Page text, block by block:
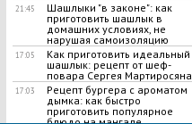
21:45
Шашлыки "в законе": как
приготовить шашлык в
домашних условиях, не
нарушая самоизоляцию
17:05
Как приготовить идеальный
шашлык​: рецепт от шеф-
повара Сергея Мартиросяна
17:03
Рецепт бургера с ароматом
дымка: как быстро
приготовить популярное